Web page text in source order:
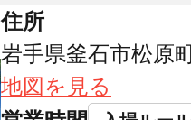
住所
岩手県釜石市松原
地図を見る